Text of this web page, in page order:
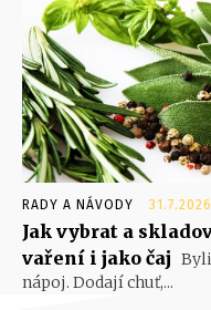
RADY A NÁVODY 31.7.2026
Jak vybrat a
vaření i jako čaj
nápoj. Dodají chuť,...